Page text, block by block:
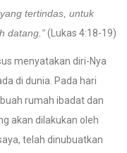
tertindas, untuk
datang.”(Lukas 4:18-19)
menyatakan diri-Nya
di dunia. Pada hari
rumah ibadat dan
akan dilakukan oleh
telah dinubuatkan